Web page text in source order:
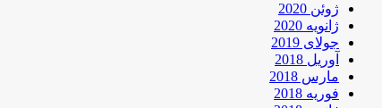
ژوئن 2020
ژانویه 2020
جولای 2019
آوریل 2018
مارس 2018
فوریه 2018